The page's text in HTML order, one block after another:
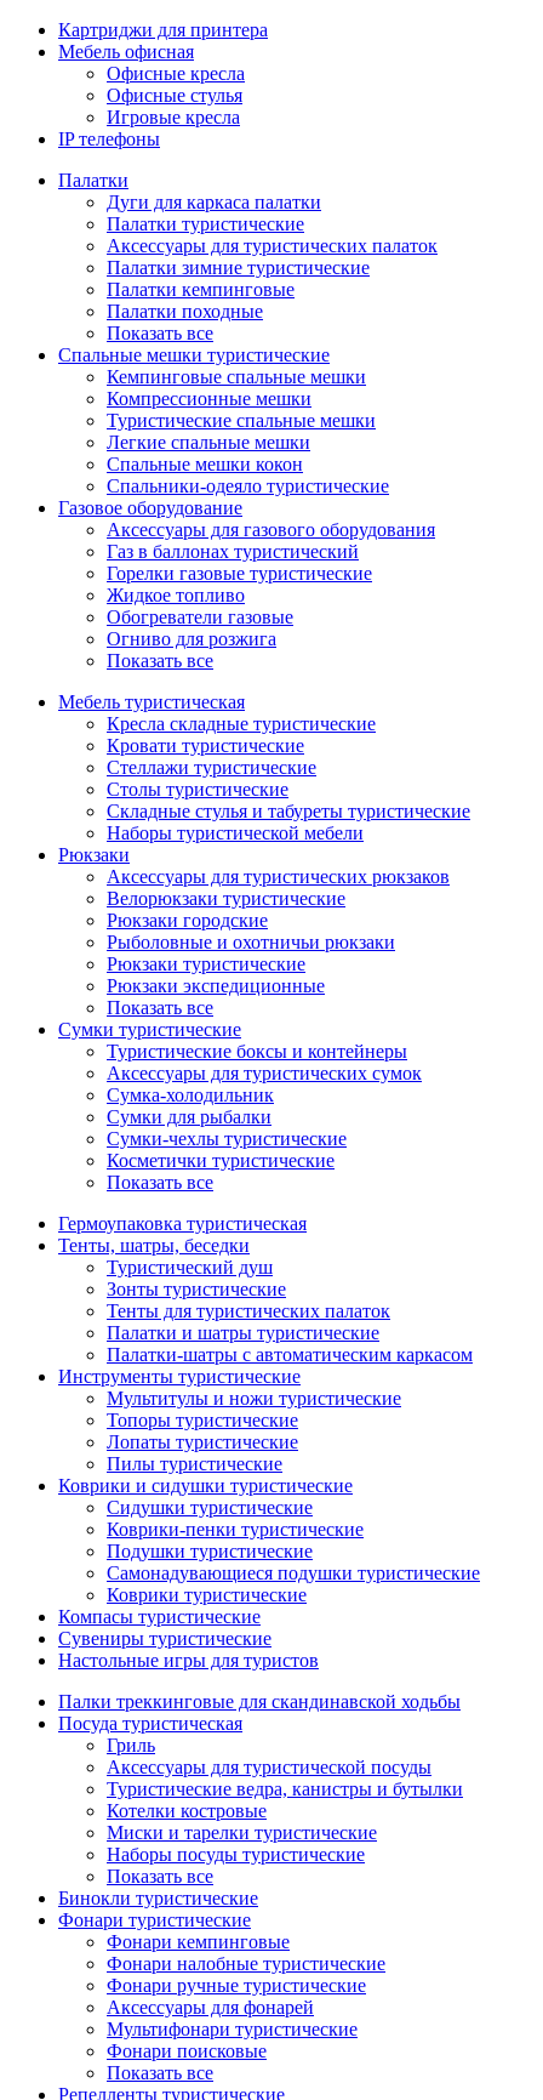
Картриджи для принтера
Мебель офисная
Офисные кресла
Офисные стулья
Игровые кресла
IP телефоны
Палатки
Дуги для каркаса палатки
Палатки туристические
Аксессуары для туристических палаток
Палатки зимние туристические
Палатки кемпинговые
Палатки походные
Показать все
Спальные мешки туристические
Кемпинговые спальные мешки
Компрессионные мешки
Туристические спальные мешки
Легкие спальные мешки
Спальные мешки кокон
Спальники-одеяло туристические
Газовое оборудование
Аксессуары для газового оборудования
Газ в баллонах туристический
Горелки газовые туристические
Жидкое топливо
Обогреватели газовые
Огниво для розжига
Показать все
Мебель туристическая
Кресла складные туристические
Кровати туристические
Стеллажи туристические
Столы туристические
Складные стулья и табуреты туристические
Наборы туристической мебели
Рюкзаки
Аксессуары для туристических рюкзаков
Велорюкзаки туристические
Рюкзаки городские
Рыболовные и охотничьи рюкзаки
Рюкзаки туристические
Рюкзаки экспедиционные
Показать все
Сумки туристические
Туристические боксы и контейнеры
Аксессуары для туристических сумок
Сумка-холодильник
Сумки для рыбалки
Сумки-чехлы туристические
Косметички туристические
Показать все
Гермоупаковка туристическая
Тенты, шатры, беседки
Туристический душ
Зонты туристические
Тенты для туристических палаток
Палатки и шатры туристические
Палатки-шатры с автоматическим каркасом
Инструменты туристические
Мультитулы и ножи туристические
Топоры туристические
Лопаты туристические
Пилы туристические
Коврики и сидушки туристические
Сидушки туристические
Коврики-пенки туристические
Подушки туристические
Самонадувающиеся подушки туристические
Коврики туристические
Компасы туристические
Сувениры туристические
Настольные игры для туристов
Палки треккинговые для скандинавской ходьбы
Посуда туристическая
Гриль
Аксессуары для туристической посуды
Туристические ведра, канистры и бутылки
Котелки костровые
Миски и тарелки туристические
Наборы посуды туристические
Показать все
Бинокли туристические
Фонари туристические
Фонари кемпинговые
Фонари налобные туристические
Фонари ручные туристические
Аксессуары для фонарей
Мультифонари туристические
Фонари поисковые
Показать все
Репелленты туристические